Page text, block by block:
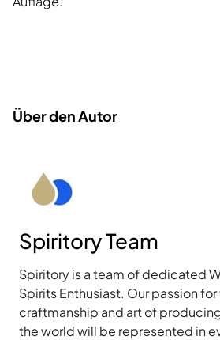
Über den Autor
Spiritory Team
Spiritory is a team of dedicated
Spirits Enthusiast. Our passion
craftmanship and art of
the world will be represented in